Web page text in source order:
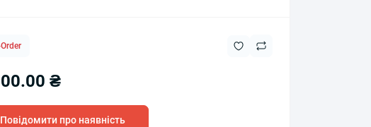
₴
Повідомити про наявність